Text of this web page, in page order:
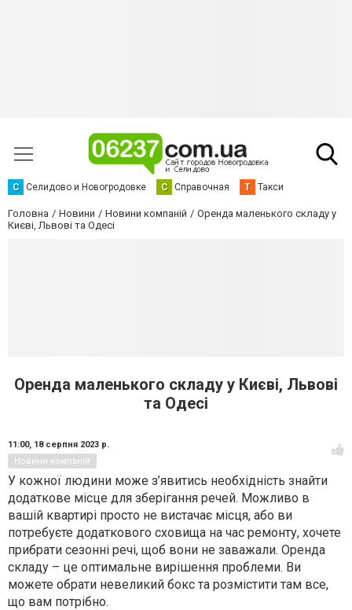
С Селидово и Новогродовке С Справочная Т Такси
Головна Новини Новини компаній
Оренда маленького складу у
Києві, Львові та Одесі
Оренда маленького складу у Києві, Львові
та Одесі
11:00, 18 серпня 2023 р.
Новини компаній
У кожної людини може з’явитись необхідність знайти
додаткове місце для зберігання речей. Можливо в
вашій квартирі просто не вистачає місця, або ви
потребуєте додаткового сховища на час ремонту, хочете
прибрати сезонні речі, щоб вони не заважали. Оренда
складу – це оптимальне вирішення проблеми. Ви
можете обрати невеликий бокс та розмістити там все,
що вам потрібно.